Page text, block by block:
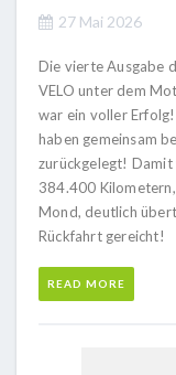
27 Mai 2026
Die vierte Ausgabe
VELO unter dem
war ein voller
haben gemeinsam
zurückgelegt! Damit
384.400
Mond, deutlich
Rückfahrt gereicht!
READ MORE